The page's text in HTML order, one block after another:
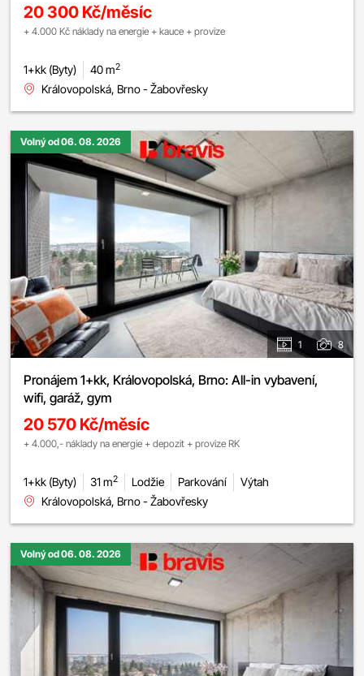
20 300 Kč/měsíc
+ 4.000 Kč náklady na energie + kauce + provize
1+kk (Byty) 40 m2
Královopolská, Brno - Žabovřesky
Volný od 06. 08. 2026
1 8
Pronájem 1+kk, Královopolská, Brno: All-in vybavení,
wifi, garáž, gym
20 570 Kč/měsíc
+ 4.000,- náklady na energie + depozit + provize RK
1+kk (Byty) 31 m2 Lodžie Parkování
Výtah
Královopolská, Brno - Žabovřesky
Volný od 06. 08. 2026